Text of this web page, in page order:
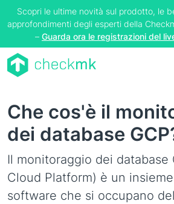
Scopri le ultime novità sul prodotto, le
approfondimenti degli esperti della
– Guarda ora le registrazioni del
Che cos'è il
dei database
Il monitoraggio dei database
Cloud Platform) è un
software che si occupano